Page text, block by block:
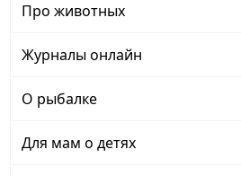
Про животных
Журналы онлайн
О рыбалке
Для мам о детях